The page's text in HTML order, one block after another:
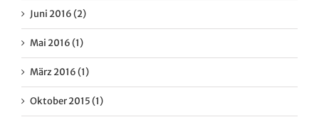
Juni 2016 (2)
Mai 2016 (1)
März 2016 (1)
Oktober 2015 (1)